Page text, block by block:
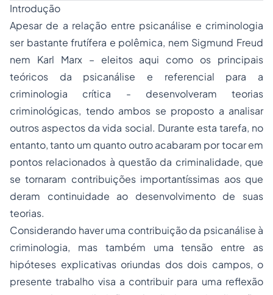
Introdução
Apesar de a relação entre psicanálise e criminologia
ser bastante frutífera e polêmica, nem Sigmund Freud
nem Karl Marx – eleitos aqui como os principais
teóricos da psicanálise e referencial para a
criminologia crítica - desenvolveram teorias
criminológicas, tendo ambos se proposto a analisar
outros aspectos da vida social. Durante esta tarefa, no
entanto, tanto um quanto outro acabaram por tocar em
pontos relacionados à questão da criminalidade, que
se tornaram contribuições importantíssimas aos que
deram continuidade ao desenvolvimento de suas
teorias.
Considerando haver uma contribuição da psicanálise à
criminologia, mas também uma tensão entre as
hipóteses explicativas oriundas dos dois campos, o
presente trabalho visa a contribuir para uma reflexão